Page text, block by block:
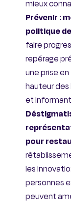
mieux
Prévenir :
politique
faire
repérage
une prise
hauteur
et
pour
les
personnes
peuvent